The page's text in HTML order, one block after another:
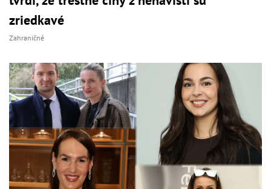
zriedkavé
Zahraničné